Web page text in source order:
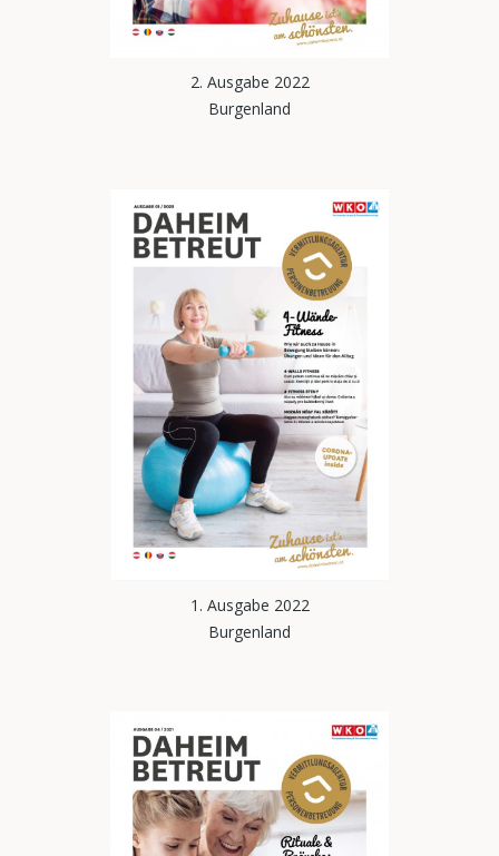
2. Ausgabe 2022
Burgenland
1. Ausgabe 2022
Burgenland